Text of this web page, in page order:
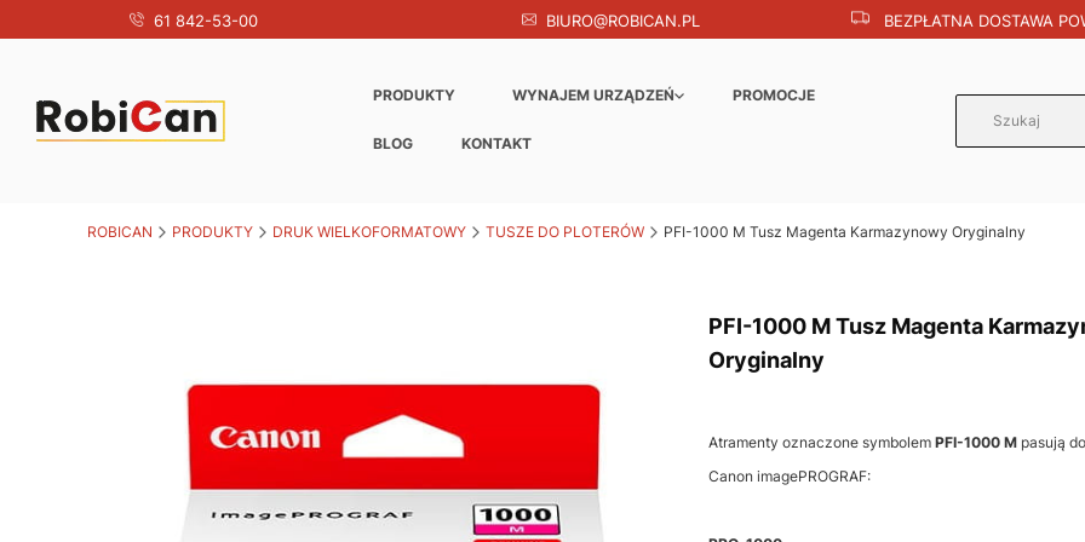
61 842-53-00 BIURO@ROBICAN.PL BEZPŁATNA DOSTAWA
PRODUKTY WYNAJEM URZĄDZEŃ PROMOCJE
BLOG KONTAKT
ROBICAN PRODUKTY DRUK WIELKOFORMATOWY TUSZE DO PLOTERÓW PFI-1000 M Tusz Magenta Karmazynowy Oryginalny
PFI-1000 M Tusz Magenta
Oryginalny
Atramenty oznaczone symbolemPFI-1000 M pasują
Canon imagePROGRAF: